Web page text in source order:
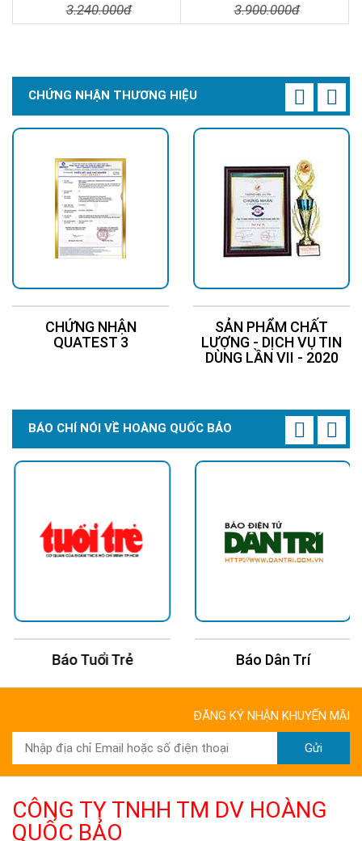
3.240.000đ 3.900.000đ
CHỨNG NHẬN THƯƠNG HIỆU
CHỨNG NHẬN
QUATEST 3
SẢN PHẨM CHẤT
LƯỢNG - DỊCH VỤ TIN
DÙNG LẦN VII - 2020
BÁO CHÍ NÓI VỀ HOÀNG QUỐC BẢO
Báo Tuổi Trẻ Báo Dân Trí
ĐĂNG KÝ NHẬN KHUYẾN MÃI
Gửi
CÔNG TY TNHH TM DV HOÀNG
QUỐC BẢO